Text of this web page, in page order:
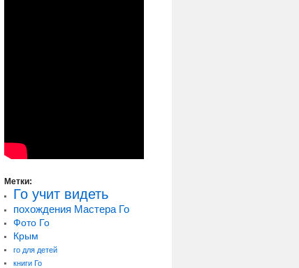
Метки:
Го учит видеть
похождения Мастера Го
Фото Го
Крым
го для детей
книги Го